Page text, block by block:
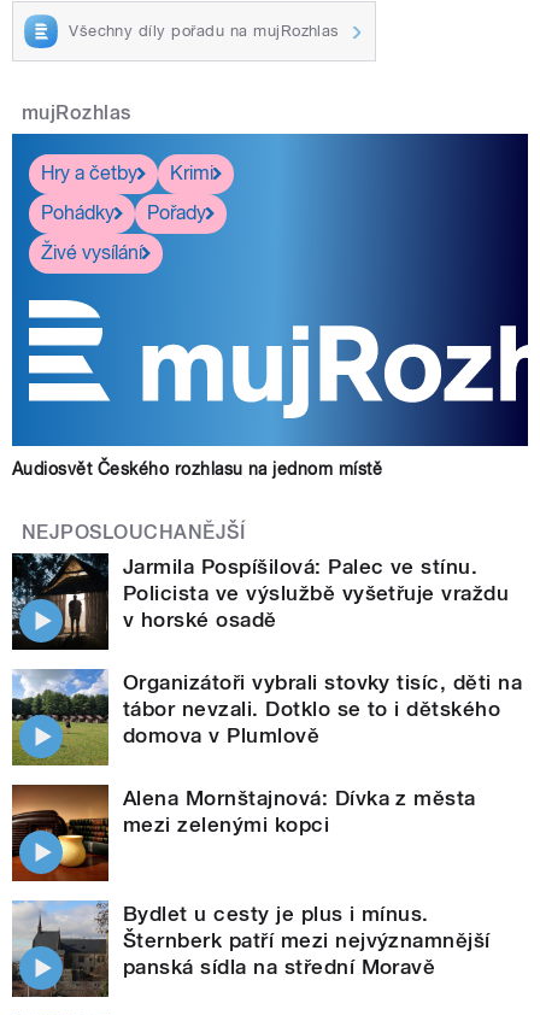
Všechny díly pořadu na mujRozhlas
mujRozhlas
Hry a četby
Krimi
Pohádky
Pořady
Živé vysílání
Audiosvět Českého rozhlasu na jednom místě
NEJPOSLOUCHANĚJŠÍ
Jarmila Pospíšilová: Palec ve stínu.
Policista ve výslužbě vyšetřuje vraždu
v horské osadě
Organizátoři vybrali stovky tisíc, děti na
tábor nevzali. Dotklo se to i dětského
domova v Plumlově
Alena Mornštajnová: Dívka z města
mezi zelenými kopci
Bydlet u cesty je plus i mínus.
Šternberk patří mezi nejvýznamnější
panská sídla na střední Moravě